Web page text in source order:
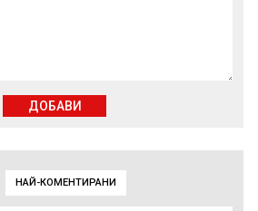
НАЙ-КОМЕНТИРАНИ
ДОБАВИ